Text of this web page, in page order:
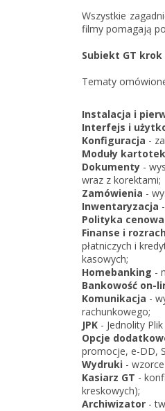
Wszystkie
filmy pomagają
Subiekt GT
Tematy
Instalacja i
Interfejs i
Konfiguracja -
Moduły
Dokumenty -
wraz z korektami;
Zamówienia -
Inwentaryzacja
Polityka cenowa
Finanse i
płatniczych i
kasowych;
Homebanking -
Bankowość on-
Komunikacja -
rachunkowego;
JPK - Jednolity
Opcje
promocje, e-DD,
Wydruki -
Kasiarz GT -
kreskowych);
Archiwizator -